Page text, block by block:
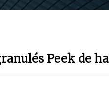
Peek de